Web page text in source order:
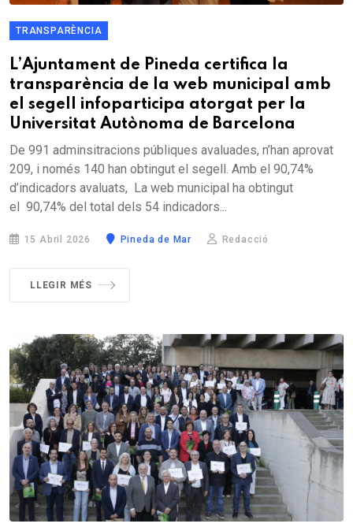
TRANSPARÈNCIA
L’Ajuntament de Pineda certifica la
transparència de la web municipal amb
el segell infoparticipa atorgat per la
Universitat Autònoma de Barcelona
De 991 adminsitracions públiques avaluades, n’han aprovat
209, i només 140 han obtingut el segell. Amb el 90,74%
d’indicadors avaluats, La web municipal ha obtingut
el 90,74% del total dels 54 indicadors...
15 Abril 2026 Pineda de Mar Redacció
LLEGIR MÉS